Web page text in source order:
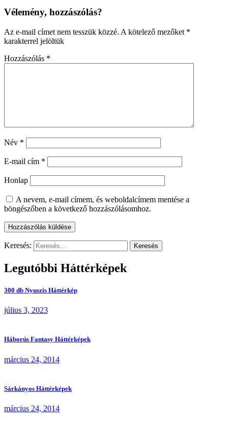
Vélemény, hozzászólás?
Az e-mail címet nem tesszük közzé. A kötelező mezőket *
karakterrel jelöltük
Hozzászólás *
Név *
E-mail cím *
Honlap
A nevem, e-mail címem, és weboldalcímem mentése a
böngészőben a következő hozzászólásomhoz.
Keresés:
Legutóbbi Háttérképek
300 db Nyuszis Háttérkép
július 3, 2023
Háborús Fantasy Háttérképek
március 24, 2014
Sárkányos Háttérképek
március 24, 2014